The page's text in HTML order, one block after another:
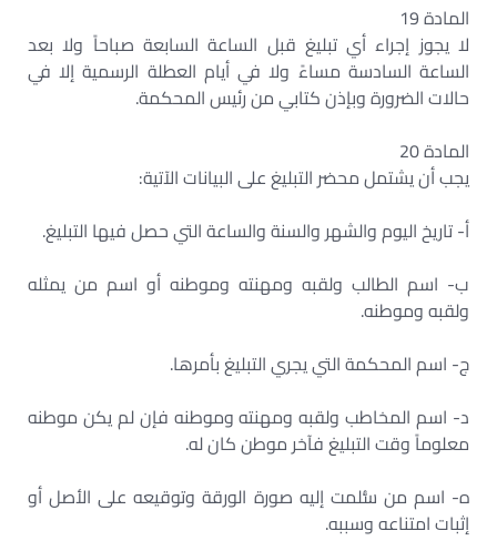
المادة 19
لا يجوز إجراء أي تبليغ قبل الساعة السابعة صباحاً ولا بعد
الساعة السادسة مساءً ولا في أيام العطلة الرسمية إلا في
حالات الضرورة وبإذن كتابي من رئيس المحكمة.
المادة 20
يجب أن يشتمل محضر التبليغ على البيانات الآتية:
‌أ- تاريخ اليوم والشهر والسنة والساعة التي حصل فيها التبليغ.
‌ب- اسم الطالب ولقبه ومهنته وموطنه أو اسم من يمثله
ولقبه وموطنه.
‌ج- اسم المحكمة التي يجري التبليغ بأمرها.
‌د- اسم المخاطب ولقبه ومهنته وموطنه فإن لم يكن موطنه
معلوماً وقت التبليغ فآخر موطن كان له.
‌ه- اسم من سُّلمت إليه صورة الورقة وتوقيعه على الأصل أو
إثبات امتناعه وسببه.